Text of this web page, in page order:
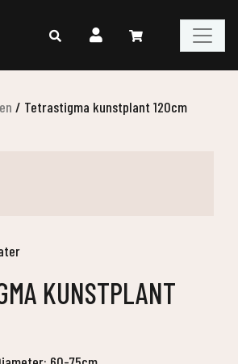
/ Tetrastigma kunstplant 120cm
KUNSTPLANT